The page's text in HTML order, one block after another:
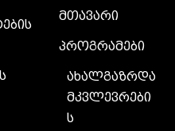
მთავარი
პროგრამები
ახალგაზრდა
მკვლევრები
ს